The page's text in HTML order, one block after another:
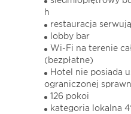
h
restauracja
lobby bar
Wi-Fi na terenie
(bezpłatne)
Hotel nie posiada
ograniczonej
126 pokoi
kategoria lokalna